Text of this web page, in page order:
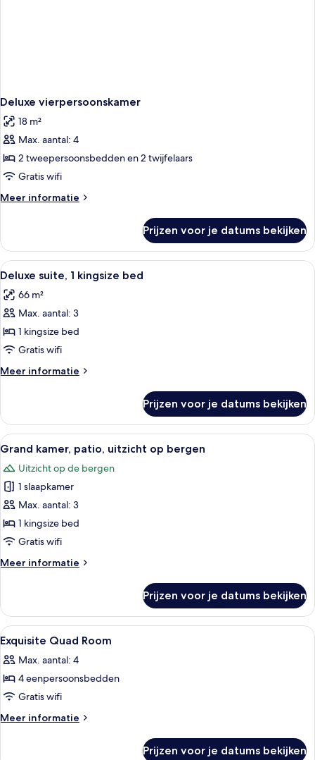
Deluxe vierpersoonskamer
18 m²
Max. aantal: 4
2 tweepersoonsbedden en 2 twijfelaars
Gratis wifi
Meer informatie
Meer
vierpersoonskamer
Prijzen voor je datums bekijken
Alle
foto's
voor
Deluxe
suite,
1
kingsize
bed
Een ruime woonkamer met een
6
Deluxe suite, 1 kingsize bed
66 m²
Max. aantal: 3
1 kingsize bed
Gratis wifi
Meer informatie
Meer
suite,
kingsize
Prijzen voor je datums bekijken
Alle
foto's
voor
Grand
kamer,
patio,
uitzicht
bergen
Een hotelkamer met een groot bed,
4
Grand kamer, patio, uitzicht op bergen
Uitzicht op de bergen
1 slaapkamer
Max. aantal: 3
1 kingsize bed
Gratis wifi
Meer informatie
Meer
kamer,
patio,
uitzicht
bergen
Prijzen voor je datums bekijken
Alle
foto's
voor
Exquisite
Quad
Room
Donzen dekbedden, een gratis
4
Exquisite Quad Room
Max. aantal: 4
4 eenpersoonsbedden
Gratis wifi
Meer informatie
Meer
Prijzen voor je datums bekijken